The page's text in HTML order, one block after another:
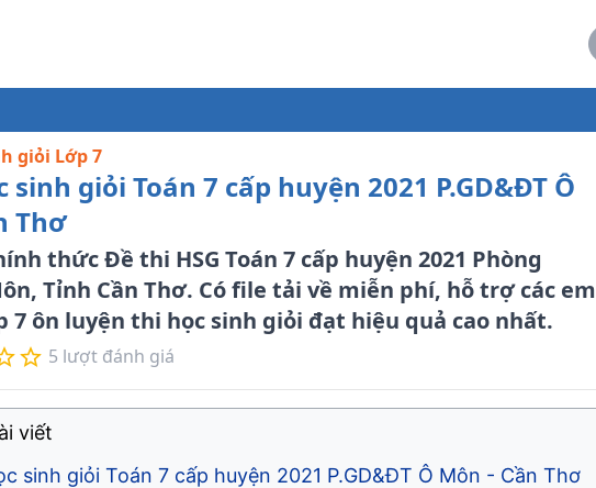
giỏi Lớp 7
giỏi Toán 7 cấp huyện 2021 P.GD&ĐT Ô
Thơ
thức Đề thi HSG Toán 7 cấp huyện 2021 Phòng
Tỉnh Cần Thơ. Có file tải về miễn phí, hỗ trợ các em
7 ôn luyện thi học sinh giỏi đạt hiệu quả cao nhất.
5 lượt đánh giá
viết
sinh giỏi Toán 7 cấp huyện 2021 P.GD&ĐT Ô Môn - Cần Thơ